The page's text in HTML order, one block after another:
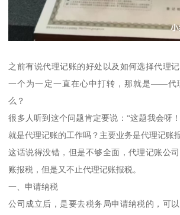
之前有说代理记账的好处以及如何选择代理
一个为一定一直在心中打转，那就是——代
么？
很多人听到这个问题肯定要说：“这题我会呀
就是代理记账的工作吗？主要业务是代理记账
这话说得没错，但是不够全面，代理记账公
账报税，但是又不止代理记账报税。
一、申请纳税
公司成立后，是要去税务局申请纳税的，可